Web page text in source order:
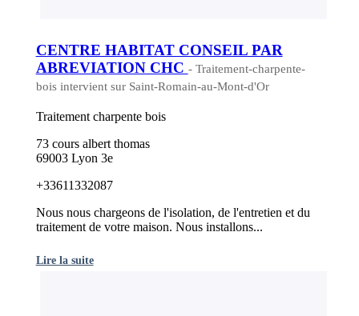
CENTRE HABITAT CONSEIL PAR
ABREVIATION CHC - Traitement-charpente-
bois intervient sur Saint-Romain-au-Mont-d'Or
Traitement charpente bois
73 cours albert thomas
69003 Lyon 3e
+33611332087
Nous nous chargeons de l'isolation, de l'entretien et du
traitement de votre maison. Nous installons...
Lire la suite